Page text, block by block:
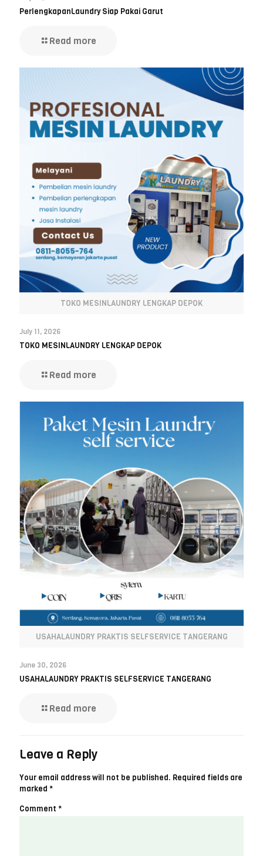
PerlengkapanLaundry Siap Pakai Garut
Read more
TOKO MESINLAUNDRY LENGKAP DEPOK
July 11, 2026
TOKO MESINLAUNDRY LENGKAP DEPOK
Read more
USAHALAUNDRY PRAKTIS SELFSERVICE TANGERANG
June 30, 2026
USAHALAUNDRY PRAKTIS SELFSERVICE TANGERANG
Read more
Leave a Reply
Your email address will not be published. Required fields are
marked *
Comment *